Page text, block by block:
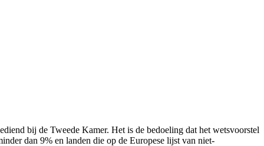
bij de Tweede Kamer. Het is de bedoeling dat het wetsvoorstel
dan 9% en landen die op de Europese lijst van niet-